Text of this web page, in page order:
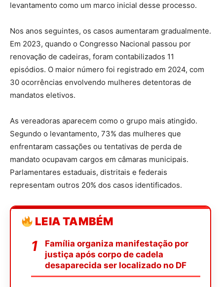
levantamento como um marco inicial desse processo.
Nos anos seguintes, os casos aumentaram gradualmente.
Em 2023, quando o Congresso Nacional passou por
renovação de cadeiras, foram contabilizados 11
episódios. O maior número foi registrado em 2024, com
30 ocorrências envolvendo mulheres detentoras de
mandatos eletivos.
As vereadoras aparecem como o grupo mais atingido.
Segundo o levantamento, 73% das mulheres que
enfrentaram cassações ou tentativas de perda de
mandato ocupavam cargos em câmaras municipais.
Parlamentares estaduais, distritais e federais
representam outros 20% dos casos identificados.
LEIA TAMBÉM
Família organiza manifestação por
justiça após corpo de cadela
desaparecida ser localizado no DF